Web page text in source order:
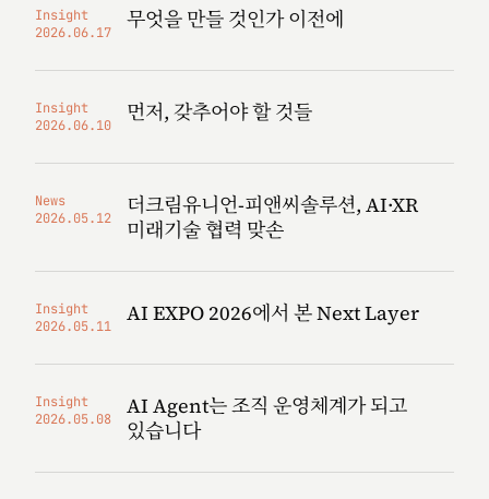
Insight
2026.06.17
무엇을 만들 것인가 이전에
Insight
2026.06.10
먼저, 갖추어야 할 것들
News
2026.05.12
더크림유니언-피앤씨솔루션, AI·XR
미래기술 협력 맞손
Insight
2026.05.11
AI EXPO 2026에서 본 Next Layer
Insight
2026.05.08
AI Agent는 조직 운영체계가 되고
있습니다